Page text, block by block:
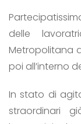
delle
Metropolitana
poi all’interno
In stato di
straordinari